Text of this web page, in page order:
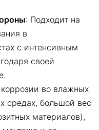
: Подходит на
в
с интенсивным
своей
во влажных
средах, большой вес
материалов),